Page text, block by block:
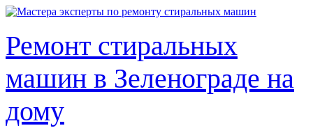
Перейти
содержанию
Ремонт стиральных
машин в Зеленограде на
дому